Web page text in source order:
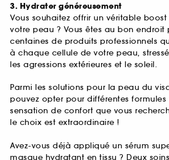
3. Hydrater généreusement
Vous souhaitez offrir un véritable
votre peau ? Vous êtes au bon endroit
centaines de produits professionnels
à chaque cellule de votre peau,
les agressions extérieures et le soleil.
Parmi les solutions pour la peau du
pouvez opter pour différentes formules
sensation de confort que vous
le choix est extraordinaire !
Avez-vous déjà appliqué un sérum
masque hydratant en tissu ? Deux